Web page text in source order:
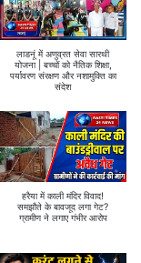
लाडनूं में अणुव्रत सेवा सारथी
योजना | बच्चों को नैतिक शिक्षा,
पर्यावरण संरक्षण और नशामुक्ति का
संदेश
हरैया में काली मंदिर विवाद!
समझौते के बावजूद लगा गेट?
ग्रामीण ने लगाए गंभीर आरोप